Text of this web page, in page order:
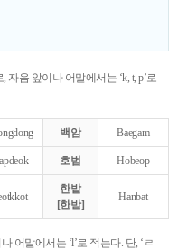
, 자음 앞이나 어말에서는 ‘k, t, p’로
백암 Baegam
호법 Hobeop
한밭
[한받]
Hanbat
어말에서는 ‘l’로 적는다. 단, ‘ㄹ